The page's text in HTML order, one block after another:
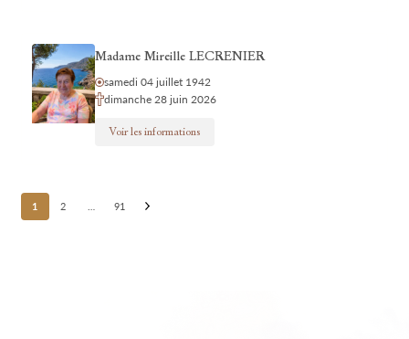
Madame Mireille LECRENIER
samedi 04 juillet 1942
dimanche 28 juin 2026
Voir les informations
Posts
pagination
1 2 91